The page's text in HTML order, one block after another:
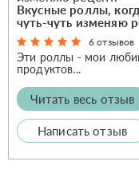
Вкусные роллы,
чуть-чуть изменяю
6 отзывов
Эти роллы - мои
продуктов...
Читать весь отзыв
Написать отзыв